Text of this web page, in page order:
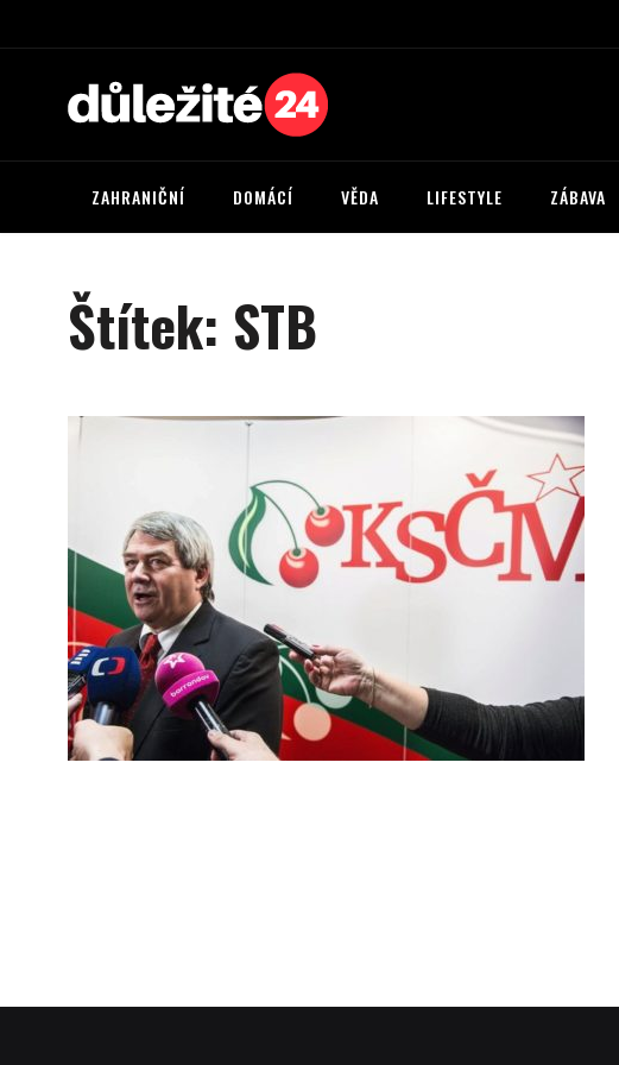
ZAHRANIČNÍ DOMÁCÍ VĚDA LIFESTYLE ZÁBAVA
Štítek: STB